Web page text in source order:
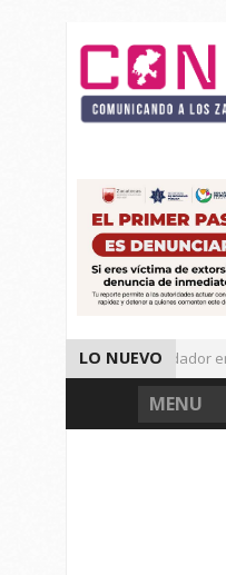
LO NUEVO
Detienen a Defraudador en
Presenta Presidenta
MENU